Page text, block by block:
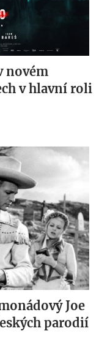
novém
v hlavní roli
Joe
parodií